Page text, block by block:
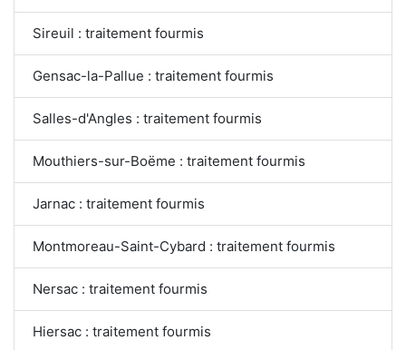
Sireuil : traitement fourmis
Gensac-la-Pallue : traitement fourmis
Salles-d'Angles : traitement fourmis
Mouthiers-sur-Boëme : traitement fourmis
Jarnac : traitement fourmis
Montmoreau-Saint-Cybard : traitement fourmis
Nersac : traitement fourmis
Hiersac : traitement fourmis